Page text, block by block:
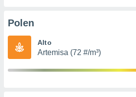
e
mediante
Polen
Alto
Artemisa (72 #/m³)